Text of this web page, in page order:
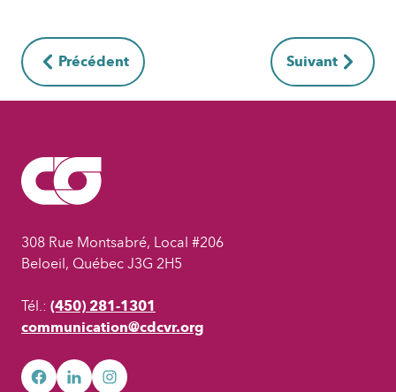
Précédent Suivant
308 Rue Montsabré, Local #206
Beloeil, Québec J3G 2H5
Tél.: (450) 281-1301
communication@cdcvr.org
facebookgoogleplusgoogleplus